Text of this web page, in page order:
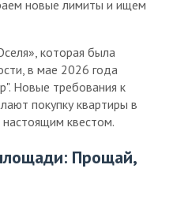
новые лимиты и ищем
которая была
в мае 2026 года
Новые требования к
покупку квартиры в
квестом.
Прощай,